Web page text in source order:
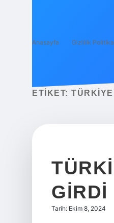
Anasayfa Gizlilik
ETIKET:
GIRDI
Tarih: Ekim 8, 2024